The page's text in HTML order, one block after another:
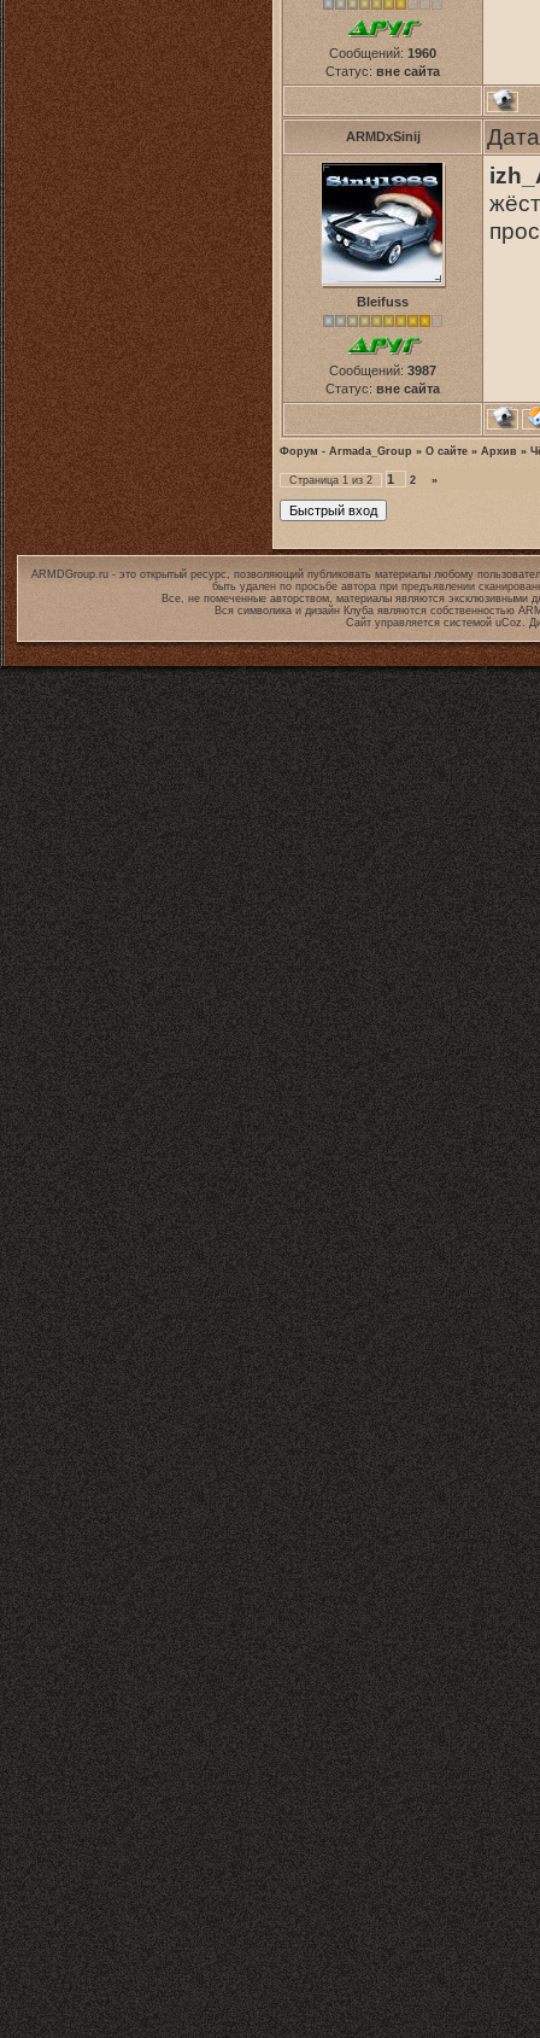
Сообщений: 1960
Статус: вне сайта
ARMDxSinij
Bleifuss
Сообщений: 3987
Статус: вне сайта
Форум - Armada_Group » О сайте » Архив »
Страница 1 из 2 1 2 »
ARMDGroup.ru - это открытый ресурс, позволяющий публиковать материалы любому
быть удален по просьбе автора при предъявлении
Все, не помеченные авторством, материалы являются эксклюзивными
Вся символика и дизайн Клуба являются собственностью
Сайт управляется системой uCoz.